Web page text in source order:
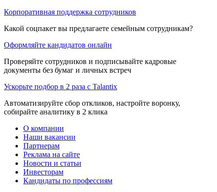
Корпоративная поддержка сотрудников
Какой соцпакет вы предлагаете семейным сотрудникам?
Оформляйте кандидатов онлайн
Проверяйте сотрудников и подписывайте кадровые
документы без бумаг и личных встреч
Ускорьте подбор в 2 раза с Talantix
Автоматизируйте сбор откликов, настройте воронку,
собирайте аналитику в 2 клика
О компании
Наши вакансии
Партнерам
Реклама на сайте
Новости и статьи
Инвесторам
Кандидаты по профессиям